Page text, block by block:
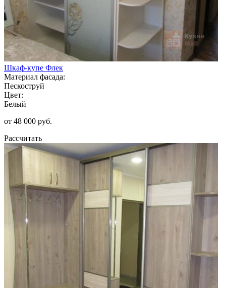
Шкаф-купе Флек
Материал фасада:
Пескоструй
Цвет:
Белый
от 48 000 руб.
Рассчитать